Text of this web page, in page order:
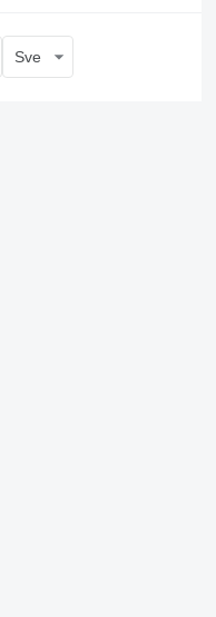
Sve